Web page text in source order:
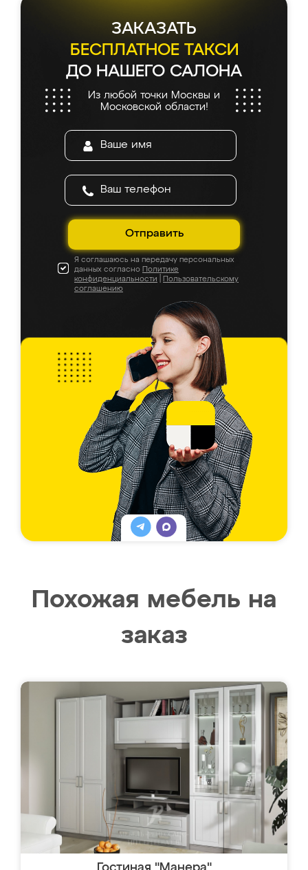
ЗАКАЗАТЬ
БЕСПЛАТНОЕ ТАКСИ
ДО НАШЕГО САЛОНА
Из любой точки Москвы и
Московской области!
Отправить
Я соглашаюсь на передачу персональных
данных согласно Политике
конфиденциальности
Пользовательскому
соглашению
Похожая мебель на
заказ